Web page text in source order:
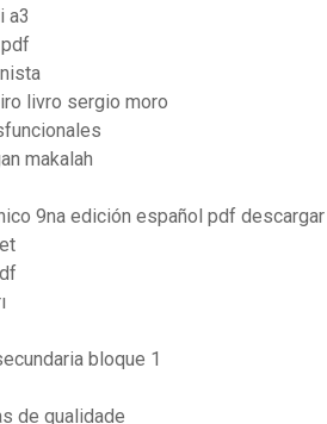
a3
livro sergio moro
makalah
9na edición español pdf descargar
bloque 1
de qualidade